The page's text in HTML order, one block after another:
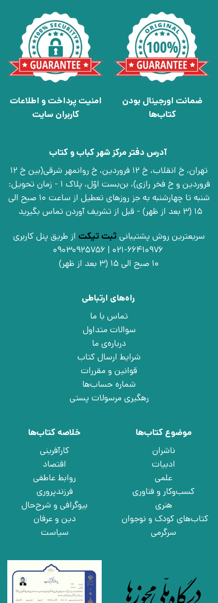
ضمانت اورجینال بودن
کتاب‌ها
امنیت پرداخت و اطلاعات
کاربران سایت
آدرس دفتر مرکز شهر کباب و کتاب
تهران، خ انقلاب، خ 12 فروردین، خ روانمهر شرقی(بین خ 12
فروردین و خ فخر رازی)، بن‌بست اوّل، پلاک 1 - زمان تحویل:
شنبه تا چهارشنبه به جز روزهای تعطیل از ساعت 10 صبح الی
15 (3 بعد از ظهر) - قبل از تشریف آوردن تماس بگیرید
سریعترین روش پشتیبانی ثبت تیکت از طریق پنل کاربری
021-66410976 | 09030925756
10 صبح الی 15 (3 بعد از ظهر)
راه‌های ارتباطی
تماس با ما
سوالات متداول
درباره‌ی ما
شرایط ارسال کتاب
قوانین و مقررات
شماره حساب‌ها
رهگیری مرسولات پستی
موضوع کتاب‌ها
ناشران
ادبیات
علمی
کسب‌وکار و فناوری
هنری
کتاب‌های کودک و نوجوان
سرگرمی
خلاصه کتاب‌ها
کارآفرینی
اقتصاد
روابط عاطفی
فرزندپروری
بیوگرافی و شرح‌حال
دین و عرفان
سیاست